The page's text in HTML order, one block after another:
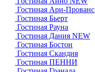
Гостиная Ари-Прованс
Гостиная Бьерт
Гостиная Рауна
Гостиная Дания NEW
Гостиная Бостон
Гостиная Скандия
Гостиная ПЕННИ